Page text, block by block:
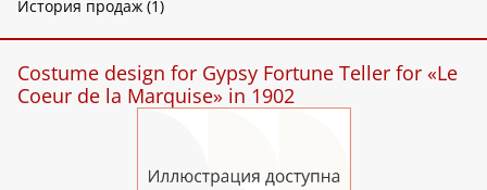
История продаж (1)
Costume design for Gypsy Fortune Teller for «Le
Coeur de la Marquise» in 1902